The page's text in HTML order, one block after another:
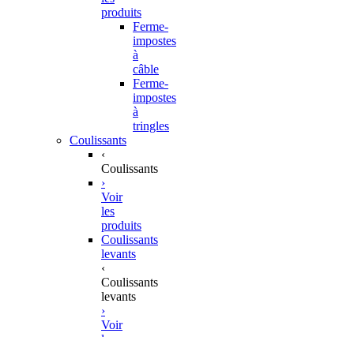
produits
Ferme-
impostes
à
câble
Ferme-
impostes
à
tringles
Coulissants
‹
Coulissants
›
Voir
les
produits
Coulissants
levants
‹
Coulissants
levants
›
Voir